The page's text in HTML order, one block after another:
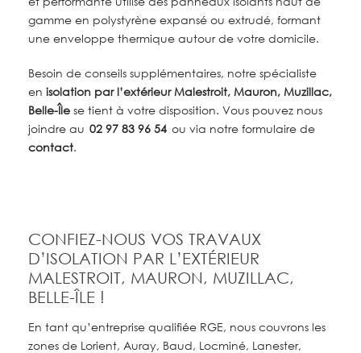
gamme en polystyrène expansé ou extrudé, formant
une enveloppe thermique autour de votre domicile.
Besoin de conseils supplémentaires, notre spécialiste
en isolation par l’extérieur Malestroit, Mauron, Muzillac,
Belle-Île se tient à votre disposition. Vous pouvez nous
joindre au 02 97 83 96 54 ou via notre formulaire de
contact.
CONFIEZ-NOUS VOS TRAVAUX
D’ISOLATION PAR L’EXTÉRIEUR
MALESTROIT, MAURON, MUZILLAC,
BELLE-ÎLE !
En tant qu’entreprise qualifiée RGE, nous couvrons les
zones de Lorient, Auray, Baud, Locminé, Lanester,